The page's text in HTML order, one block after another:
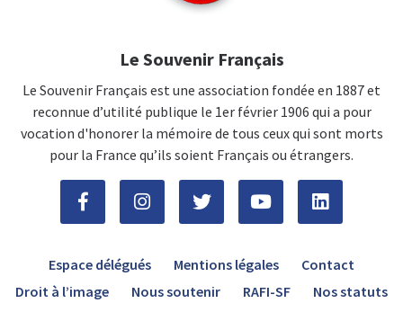
Le Souvenir Français
Le Souvenir Français est une association fondée en 1887 et
reconnue d’utilité publique le 1er février 1906 qui a pour
vocation d'honorer la mémoire de tous ceux qui sont morts
pour la France qu’ils soient Français ou étrangers.
Espace délégués Mentions légales
Contact
Droit à l’image
Nous soutenir RAFI-SF Nos statuts